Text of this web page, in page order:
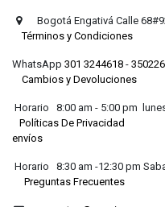
Bogotá
Términos y Condiciones
WhatsApp 301 3244618 -
Cambios y Devoluciones
Horario 8:00 am -
Políticas De Privacidad
envíos
Horario 8:30 am
Preguntas Frecuentes